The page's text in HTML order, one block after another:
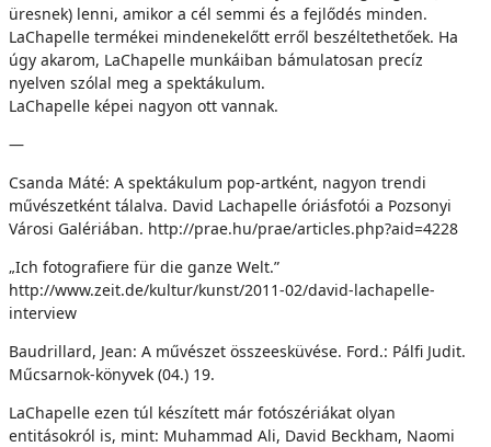
üresnek) lenni, amikor a cél semmi és a fejlődés minden.
LaChapelle termékei mindenekelőtt erről beszéltethetőek. Ha
úgy akarom, LaChapelle munkáiban bámulatosan precíz
nyelven szólal meg a spektákulum.
LaChapelle képei nagyon ott vannak.
—
Csanda Máté: A spektákulum pop-artként, nagyon trendi
művészetként tálalva. David Lachapelle óriásfotói a Pozsonyi
Városi Galériában. http://prae.hu/prae/articles.php?aid=4228
„Ich fotografiere für die ganze Welt.”
http://www.zeit.de/kultur/kunst/2011-02/david-lachapelle-
interview
Baudrillard, Jean: A művészet összeesküvése. Ford.: Pálfi Judit.
Műcsarnok-könyvek (04.) 19.
LaChapelle ezen túl készített már fotószériákat olyan
entitásokról is, mint: Muhammad Ali, David Beckham, Naomi